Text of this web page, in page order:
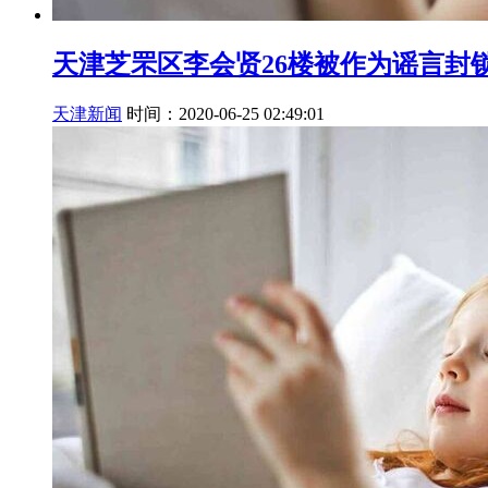
天津芝罘区李会贤26楼被作为谣言封
天津新闻 时间：2020-06-25 02:49:01